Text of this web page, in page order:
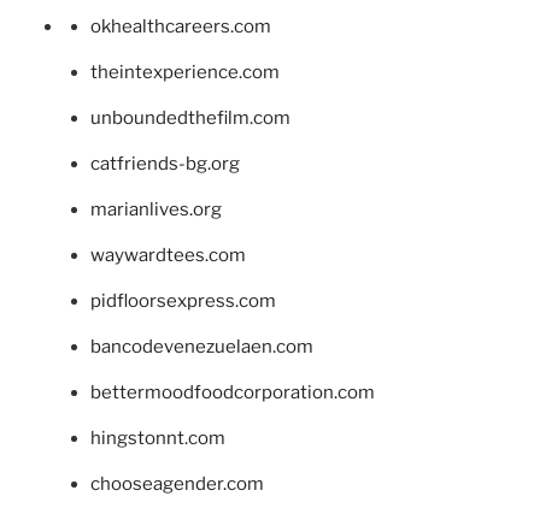
okhealthcareers.com
theintexperience.com
unboundedthefilm.com
catfriends-bg.org
marianlives.org
waywardtees.com
pidfloorsexpress.com
bancodevenezuelaen.com
bettermoodfoodcorporation.com
hingstonnt.com
chooseagender.com